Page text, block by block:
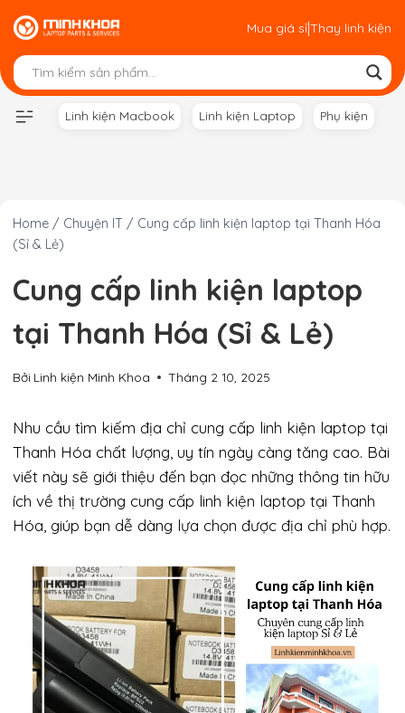
Skip
to
content
Mua giá sỉ|Thay linh kiện
Linh kiện Macbook Linh kiện Laptop Phụ kiện
Home / Chuyện IT / Cung cấp linh kiện laptop tại Thanh Hóa
(Sỉ & Lẻ)
Cung cấp linh kiện laptop
tại Thanh Hóa (Sỉ & Lẻ)
Bởi Linh kiện Minh Khoa Tháng 2 10, 2025
Nhu cầu tìm kiếm địa chỉ cung cấp linh kiện laptop tại
Thanh Hóa chất lượng, uy tín ngày càng tăng cao. Bài
viết này sẽ giới thiệu đến bạn đọc những thông tin hữu
ích về thị trường cung cấp linh kiện laptop tại Thanh
Hóa, giúp bạn dễ dàng lựa chọn được địa chỉ phù hợp.